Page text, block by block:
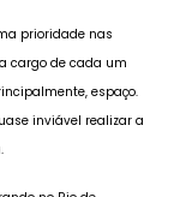
prioridade nas
cargo de cada um
espaço.
inviável realizar a